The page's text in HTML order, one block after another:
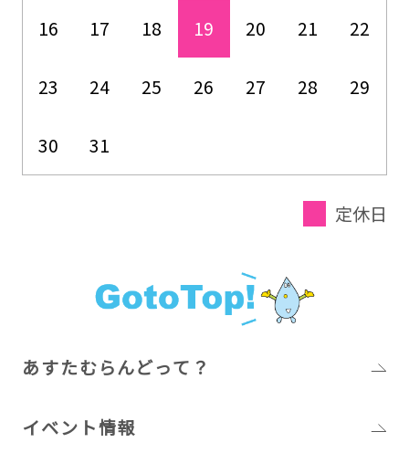
16 17 18 19 20 21 22
23 24 25 26 27 28 29
30 31
定休日
あすたむらんどって？
イベント情報